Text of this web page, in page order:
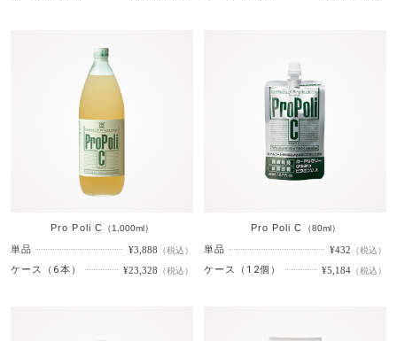
Pro Poli C （1,000ml）
単品 ¥3,888 （税込）
ケース（6本） ¥23,328 （税込）
Pro Poli C （80ml）
単品 ¥432 （税込）
ケース（12個） ¥5,184 （税込）